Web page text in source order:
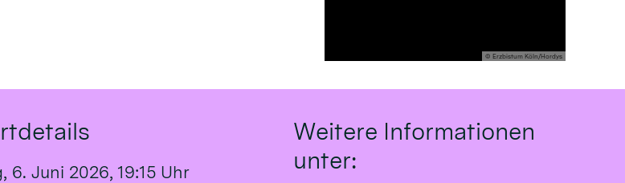
© Erzbistum Köln/Hordys
6. Juni 2026, 19:15 Uhr
Weitere Informationen
unter: